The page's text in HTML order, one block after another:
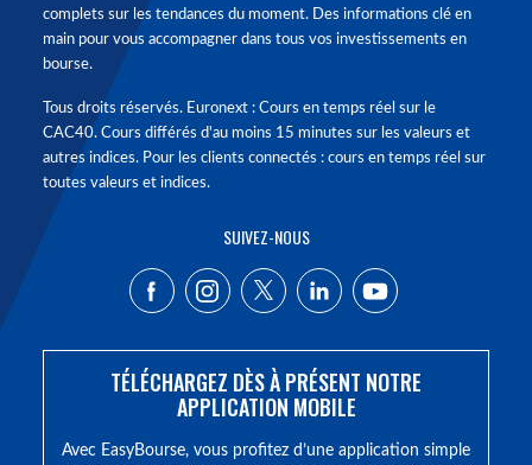
complets sur les tendances du moment. Des informations clé en
main pour vous accompagner dans tous vos investissements en
bourse.
Tous droits réservés. Euronext : Cours en temps réel sur le
CAC40. Cours différés d'au moins 15 minutes sur les valeurs et
autres indices. Pour les clients connectés : cours en temps réel sur
toutes valeurs et indices.
SUIVEZ-NOUS
TÉLÉCHARGEZ DÈS À PRÉSENT NOTRE
APPLICATION MOBILE
Avec EasyBourse, vous profitez d’une application simple